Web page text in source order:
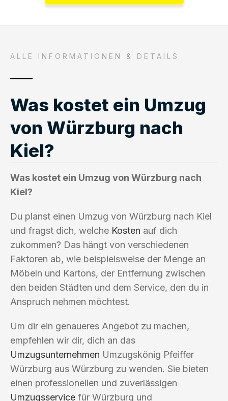
ALLE INFORMATIONEN & DETAILS
Was kostet ein Umzug
von Würzburg nach
Kiel?
Was kostet ein Umzug von Würzburg nach
Kiel?
Du planst einen Umzug von Würzburg nach Kiel
und fragst dich, welche Kosten auf dich
zukommen? Das hängt von verschiedenen
Faktoren ab, wie beispielsweise der Menge an
Möbeln und Kartons, der Entfernung zwischen
den beiden Städten und dem Service, den du in
Anspruch nehmen möchtest.
Um dir ein genaueres Angebot zu machen,
empfehlen wir dir, dich an das
Umzugsunternehmen Umzugskönig Pfeiffer
Würzburg aus Würzburg zu wenden. Sie bieten
einen professionellen und zuverlässigen
Umzugsservice für Würzburg und